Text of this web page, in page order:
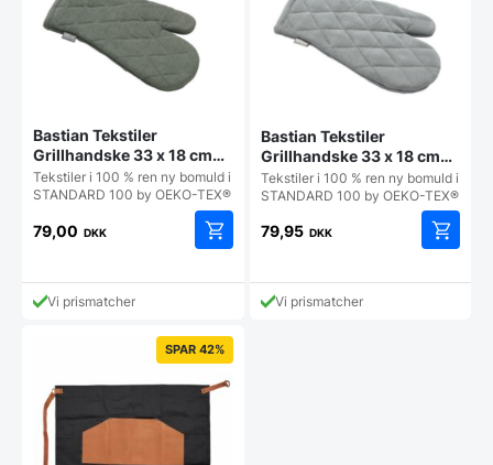
Bastian Tekstiler
Grillhandske 33 x 18 cm
Olivengrøn
Tekstiler i 100 % ren ny bomuld i
STANDARD 100 by OEKO-TEX®
79,00 DKK
Vi prismatcher
Bastian Tekstiler
Grillhandske 33 x 18 cm
Lys grå
Tekstiler i 100 % ren ny bomuld i
STANDARD 100 by OEKO-TEX®
79,95 DKK
Vi prismatcher
SPAR 42%